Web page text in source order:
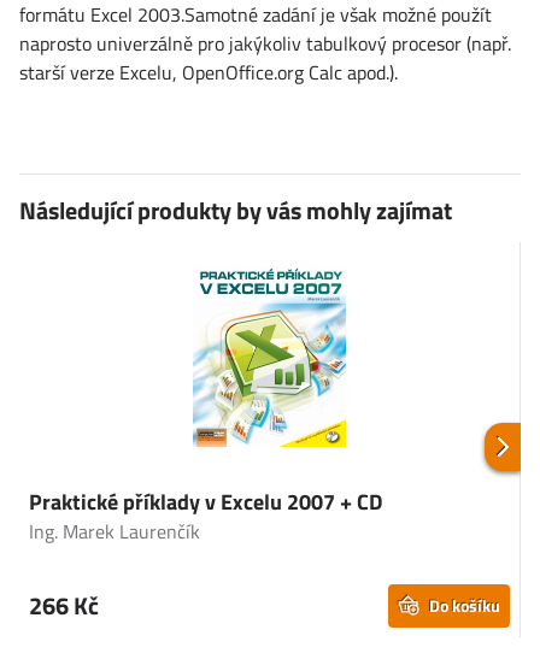
formátu Excel 2003.Samotné zadání je však možné použít
naprosto univerzálně pro jakýkoliv tabulkový procesor (např.
starší verze Excelu, OpenOffice.org Calc apod.).
Následující produkty by vás mohly zajímat
Praktické příklady v Excelu 2007 + CD
Ing. Marek Laurenčík
266 Kč Do košíku